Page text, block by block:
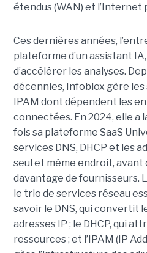
étendus (WAN) et l’Internet
Ces dernières années,
plateforme d’un assistant
d’accélérer les analyses.
décennies, Infoblox gère les
IPAM dont dépendent les
connectées. En 2024, elle a
fois sa plateforme SaaS
services DNS, DHCP et les
seul et même endroit, avant
davantage de fournisseurs.
le trio de services réseau
savoir le DNS, qui convertit
adresses IP ; le DHCP, qui
ressources ; et l’IPAM (IP